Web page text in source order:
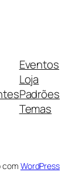
Eventos
Loja
Padrões
Temas
com WordPress